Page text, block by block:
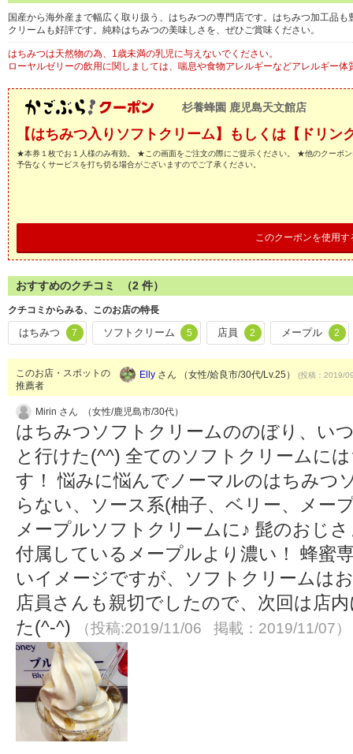
国産から海外産まで幅広く取り扱う、はちみつの専門店です。はちみつ加工品
クリームも好評です。純粋はちみつの美味しさを、ぜひご賞味ください。
はちみつは天然物の為、1歳未満の乳児に与えないでください。
ローヤルゼリーの飲用に関しましては、喘息や食物アレルギーなどアレルギー体
杉養蜂園 鹿児島天文館店
【はちみつ入りソフトクリーム】もしくは【ドリン
★本券１枚でお１人様のみ有効。 ★この画面をご注文の際にご提示ください。 ★他のクーポ
予告なくサービスを打ち切る場合がございますのでご了承ください。
このクーポンを使用す
おすすめのクチコミ （2 件）
クチコミからみる、このお店の特長
はちみつ 7 ソフトクリーム 5 店員 2 メープル 2
このお店・スポットの
推薦者
Elly さん （女性/姶良市/30代/Lv.25） (投稿：2019/
Mirin さん （女性/鹿児島市/30代）
はちみつソフトクリームののぼり、い
と行けた(^^) 全てのソフトクリームに
す！ 悩みに悩んでノーマルのはちみつ
らない、ソース系(柚子、ベリー、メー
メープルソフトクリームに♪ 髭のおじ
付属しているメープルより濃い！ 蜂蜜
いイメージですが、ソフトクリームは
店員さんも親切でしたので、次回は店
た(^-^)
（投稿:2019/11/06 掲載：2019/11/07）